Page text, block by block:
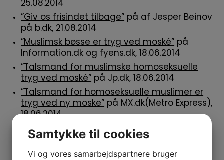
25.08.2014
”Giv os frisindet tilbage” på af Jesper Beinov
på b.dk, 21.08.2014
”Muslimsk bøsse er tryg ved moské” på
Information.dk og fyens.dk, 18.06.2014
”Talsmand for muslimske homoseksuelle
tryg ved moské” på Jp.dk, 18.06.2014
”Talsmand for homoseksuelle muslimer er
tryg ved ny moske” på MX.dk(Metro Express),
18.06.2014
”Talsmand for muslimske homoseksuelle er
tryg ved moské”på Ritzaus Bureau,
18.06.2014,[mangler link]
Samtykke til cookies
Vi og vores samarbejdspartnere bruger